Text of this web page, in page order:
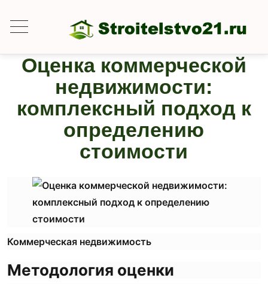
Оценка коммерческой
недвижимости:
комплексный подход к
определению
стоимости
Коммерческая недвижимость
Методология оценки